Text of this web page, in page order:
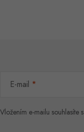
E-mail
Vložením e-mailu souhlasíte s